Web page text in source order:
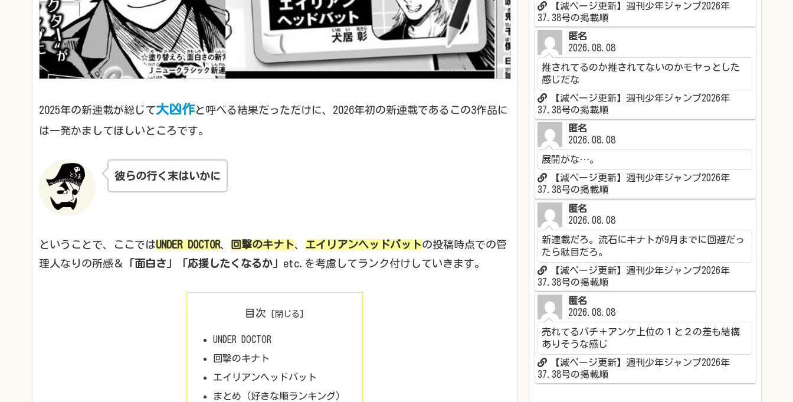
2025年の新連載が総じて大凶作と呼べる結果だっただけに、2026年初の新連載であるこの3作品に
は一発かましてほしいところです。
彼らの行く末はいかに
ということで、ここではUNDER DOCTOR、 回撃のキナト、 エイリアンヘッドバットの投稿時点での管
理人なりの所感＆
「面白さ」「応援したくなるか」 etc.を考慮してランク付けしていきます。
目次
UNDER DOCTOR
回撃のキナト
エイリアンヘッドバット
まとめ（好きな順ランキング）
【減ページ更新】週刊少年ジャンプ2026年
37.38号の掲載順
匿名
2026.08.08
推されてるのか推されてないのかモヤっとした
感じだな
【減ページ更新】週刊少年ジャンプ2026年
37.38号の掲載順
匿名
2026.08.08
展開がな…。
【減ページ更新】週刊少年ジャンプ2026年
37.38号の掲載順
匿名
2026.08.08
新連載だろ。流石にキナトが9月までに回避だっ
たら駄目だろ。
【減ページ更新】週刊少年ジャンプ2026年
37.38号の掲載順
匿名
2026.08.08
売れてるバチ＋アンケ上位の１と２の差も結構
ありそうな感じ
【減ページ更新】週刊少年ジャンプ2026年
37.38号の掲載順